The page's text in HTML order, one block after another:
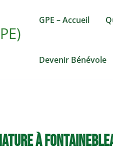
GPE – Accueil
Devenir Bénévole
à